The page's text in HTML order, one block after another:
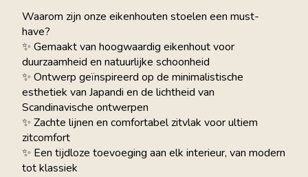
Waarom zijn onze eikenhouten stoelen een must-
have?
✨ Gemaakt van hoogwaardig eikenhout voor
duurzaamheid en natuurlijke schoonheid
✨ Ontwerp geïnspireerd op de minimalistische
esthetiek van Japandi en de lichtheid van
Scandinavische ontwerpen
✨ Zachte lijnen en comfortabel zitvlak voor ultiem
zitcomfort
✨ Een tijdloze toevoeging aan elk interieur, van modern
tot klassiek